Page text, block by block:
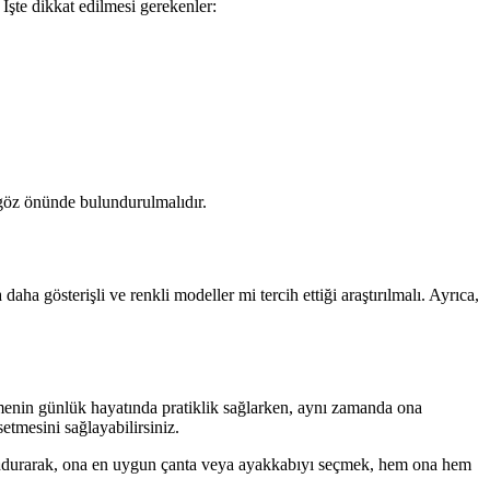
dikkat edilmesi gerekenler:
önünde bulundurulmalıdır.
daha gösterişli ve renkli modeller mi tercih ettiği araştırılmalı. Ayrıca,
günlük hayatında pratiklik sağlarken, aynı zamanda ona
sağlayabilirsiniz.
ona en uygun çanta veya ayakkabıyı seçmek, hem ona hem